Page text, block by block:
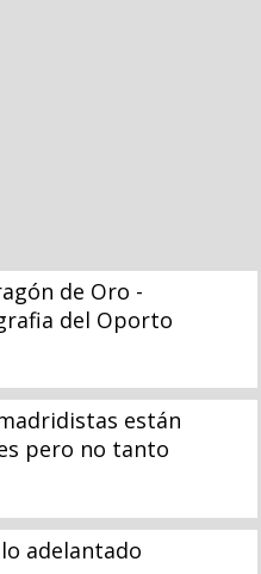
de Oro -
del Oporto
están
pero no tanto
adelantado